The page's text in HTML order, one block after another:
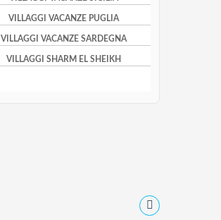
VILLAGGI VACANZE PUGLIA
VILLAGGI VACANZE SARDEGNA
VILLAGGI SHARM EL SHEIKH